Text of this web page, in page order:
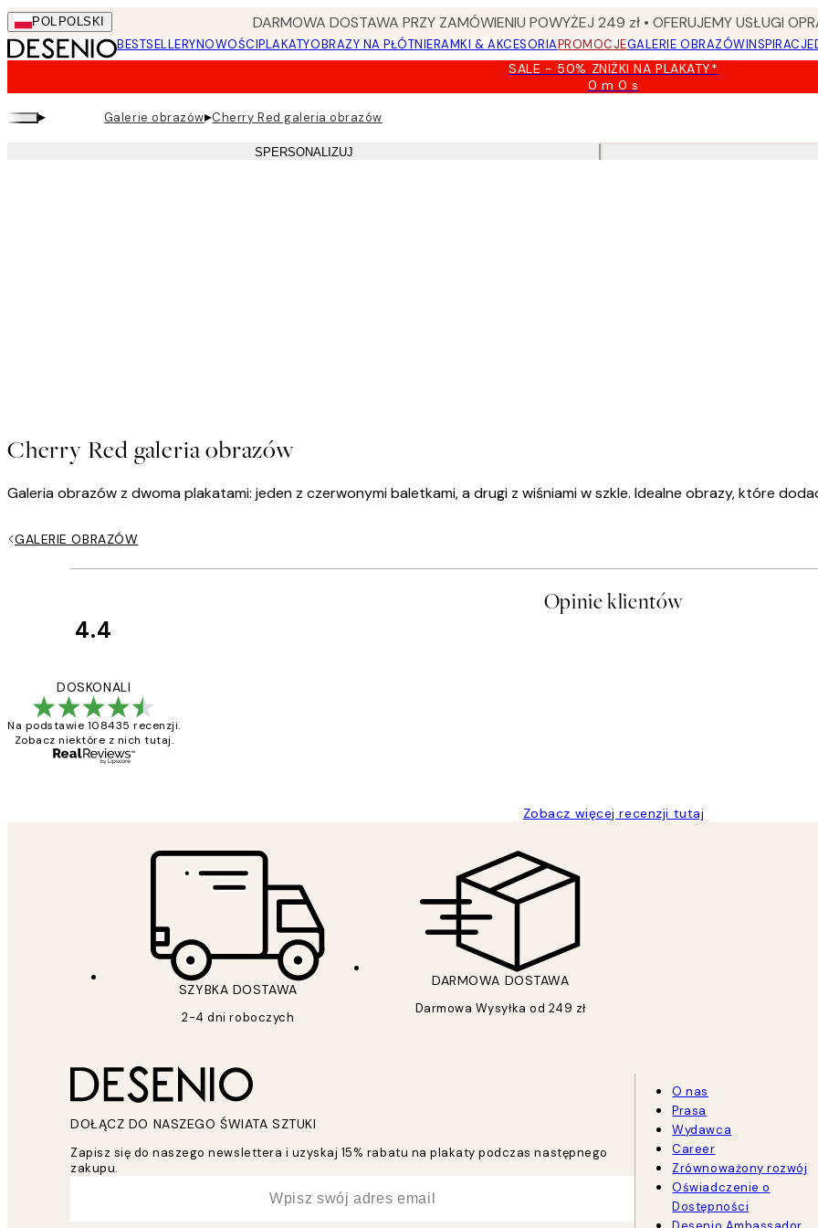
Skip
to
main
POL POLSKI DARMOWA DOSTAWA PRZY ZAMÓWIENIU POWYŻEJ 249 zł • OFERUJEMY USŁUGI
BESTSELLERYNOWOŚCIPLAKATYOBRAZY NA PŁÓTNIERAMKI & AKCESORIAPROMOCJEGALERIE OBRAZÓWINSPIRACJE
SALE - 50% ZNIŻKI NA PLAKATY*
0 m0 s
Ważny
08-
▸ Galerie obrazów▸Cherry Red galeria obrazów
SPERSONALIZUJ
Cherry Red galeria obrazów
Galeria obrazów z dwoma plakatami: jeden z czerwonymi baletkami, a drugi z wiśniami w szkle. Idealne obrazy, które
GALERIE OBRAZÓW
Opinie klientów
4.4
DOSKONALI
Na podstawie 108435 recenzji.
Zobacz niektóre z nich tutaj.
Zobacz więcej recenzji tutaj
SZYBKA DOSTAWA
2-4 dni roboczych
DARMOWA DOSTAWA
Darmowa Wysyłka od 249 zł
DOŁĄCZ DO NASZEGO ŚWIATA SZTUKI
Zapisz się do naszego newslettera i uzyskaj 15% rabatu na plakaty podczas następnego
zakupu.
O nas
Prasa
Wydawca
Career
Zrównoważony rozwój
Oświadczenie o
Dostępności